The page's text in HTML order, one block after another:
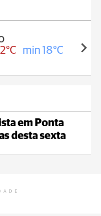
min 18°C
em Ponta
desta sexta